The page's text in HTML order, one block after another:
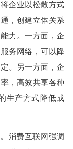
企业以松散方式
，创建立体关系
力。一方面，企
务网络，可以降
。另一方面，企
，高效共享各种
生产方式降低成
消费互联网强调